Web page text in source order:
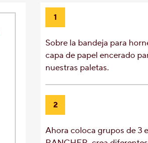
1
Sobre la bandeja para
capa de papel encerado
nuestras paletas.
2
Ahora coloca grupos de 3